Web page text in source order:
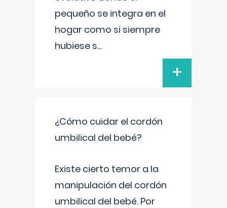
pequeño se integra en el
hogar como si siempre
hubiese s...
+
¿Cómo cuidar el cordón
umbilical del bebé?
Existe cierto temor a la
manipulación del cordón
umbilical del bebé. Por